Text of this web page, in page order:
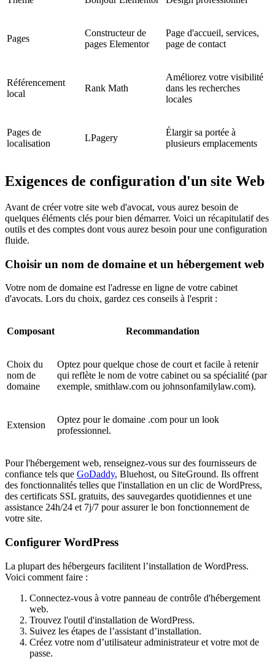
Pages
Constructeur de
pages Elementor
Page d'accueil, services,
page de contact
Référencement
local
Rank Math
Améliorez votre visibilité
dans les recherches
locales
Pages de
localisation
LPagery
Élargir sa portée à
plusieurs emplacements
Exigences de configuration d'un site Web
Avant de créer votre site web d'avocat, vous aurez besoin de
quelques éléments clés pour bien démarrer. Voici un récapitulatif des
outils et des comptes dont vous aurez besoin pour une configuration
fluide.
Choisir un nom de domaine et un hébergement web
Votre nom de domaine est l'adresse en ligne de votre cabinet
d'avocats. Lors du choix, gardez ces conseils à l'esprit :
Composant Recommandation
Choix du
nom de
domaine
Optez pour quelque chose de court et facile à retenir
qui reflète le nom de votre cabinet ou sa spécialité (par
exemple, smithlaw.com ou johnsonfamilylaw.com).
Extension
Optez pour le domaine .com pour un look
professionnel.
Pour l'hébergement web, renseignez-vous sur des fournisseurs de
confiance tels que GoDaddy, Bluehost, ou SiteGround. Ils offrent
des fonctionnalités telles que l'installation en un clic de WordPress,
des certificats SSL gratuits, des sauvegardes quotidiennes et une
assistance 24h/24 et 7j/7 pour assurer le bon fonctionnement de
votre site.
Configurer WordPress
La plupart des hébergeurs facilitent l’installation de WordPress.
Voici comment faire :
Connectez-vous à votre panneau de contrôle d'hébergement
web.
Trouvez l'outil d'installation de WordPress.
Suivez les étapes de l’assistant d’installation.
Créez votre nom d’utilisateur administrateur et votre mot de
passe.